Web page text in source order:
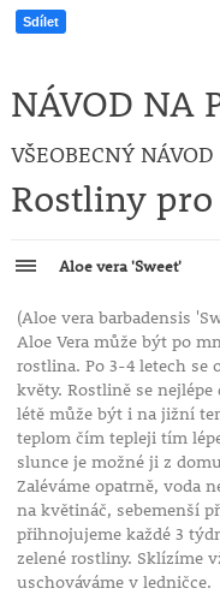
Sdílet
NÁVOD NA
VŠEOBECNÝ
Rostliny
Aloe vera 'Sweet'
(Aloe vera barbadensis
Aloe Vera může být po
rostlina. Po 3-4 letech se
květy. Rostlině se
létě může být i na jižní
teplom čím tepleji tím
slunce je možné ji z
Zaléváme opatrně, voda
na květináč, sebemenší
přihnojujeme každé 3
zelené rostliny. Sklízíme
uschováváme v ledničce.